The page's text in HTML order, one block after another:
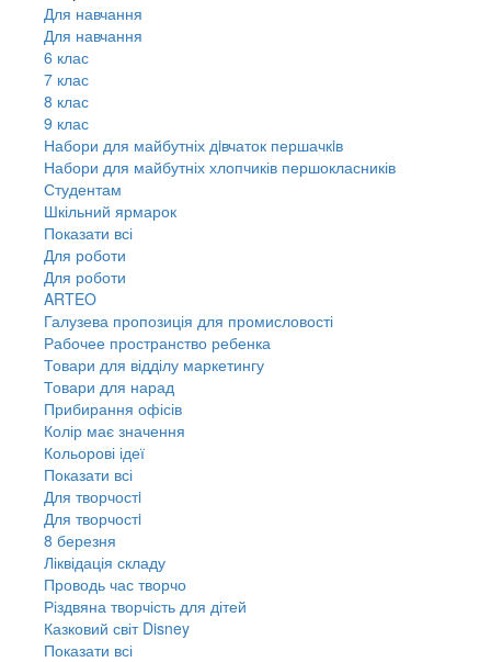
Для навчання
Для навчання
6 клас
7 клас
8 клас
9 клас
Набори для майбутніх дiвчаток першачкiв
Набори для майбутніх хлопчиків першокласників
Студентам
Шкільний ярмарок
Показати всі
Для роботи
Для роботи
ARTEO
Галузева пропозиція для промисловості
Рабочее пространство ребенка
Товари для відділу маркетингу
Товари для нарад
Прибирання офісів
Колір має значення
Кольорові ідеї
Показати всі
Для творчостi
Для творчостi
8 березня
Ліквідація складу
Проводь час творчо
Різдвяна творчість для дітей
Казковий світ Disney
Показати всі